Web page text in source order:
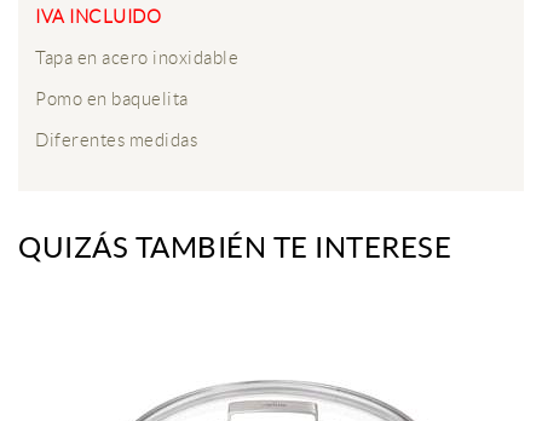
IVA INCLUIDO
Tapa en acero inoxidable
Pomo en baquelita
Diferentes medidas
QUIZÁS TAMBIÉN TE INTERESE